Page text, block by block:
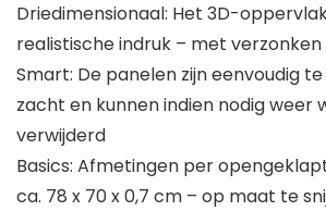
Driedimensionaal: Het 3D-
realistische indruk – met
Smart: De panelen zijn eenvoudig
zacht en kunnen indien nodig weer
verwijderd
Basics: Afmetingen per
ca. 78 x 70 x 0,7 cm – op maat te